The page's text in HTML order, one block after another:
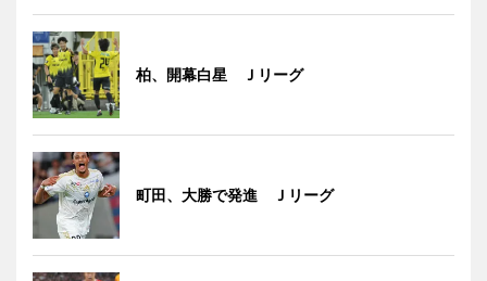
柏、開幕白星 Ｊリーグ
町田、大勝で発進 Ｊリーグ